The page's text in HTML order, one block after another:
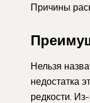
Причины
Нельзя
недостатка
редкости.